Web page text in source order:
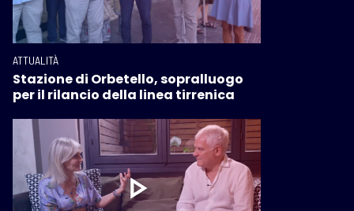
ATTUALITÀ
Stazione di Orbetello, sopralluogo
per il rilancio della linea tirrenica